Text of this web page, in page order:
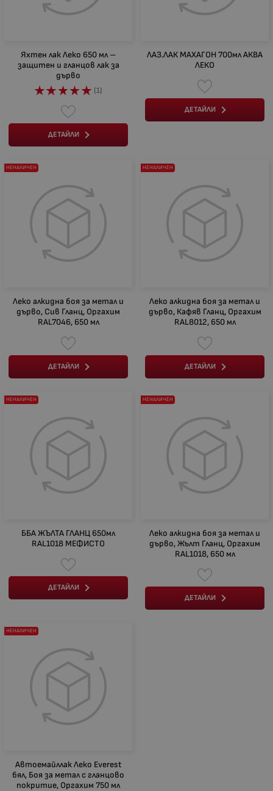
Яхтен лак Леко 650 мл –
защитен и гланцов лак за
дърво
(1)
ДЕТАЙЛИ
ЛАЗ.ЛАК МАХАГОН 700мл АКВА
ЛЕКО
ДЕТАЙЛИ
Леко алкидна боя за метал и
дърво, Сив Гланц, Оргахим
RAL7046, 650 мл
ДЕТАЙЛИ
НЕНАЛИЧЕН
Леко алкидна боя за метал и
дърво, Кафяв Гланц, Оргахим
RAL8012, 650 мл
ДЕТАЙЛИ
НЕНАЛИЧЕН
ББА ЖЪЛТА ГЛАНЦ 650мл
RAL1018 МЕФИСТО
ДЕТАЙЛИ
НЕНАЛИЧЕН
Леко алкидна боя за метал и
дърво, Жълт Гланц, Оргахим
RAL1018, 650 мл
ДЕТАЙЛИ
НЕНАЛИЧЕН
Автоемайллак Леко Everest
бял, Боя за метал с гланцово
покритие, Оргахим 750 мл
НЕНАЛИЧЕН